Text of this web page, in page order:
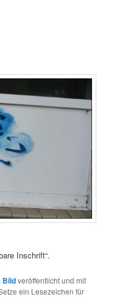
Inschrift“.
Bildveröffentlicht und mit
ein Lesezeichen für